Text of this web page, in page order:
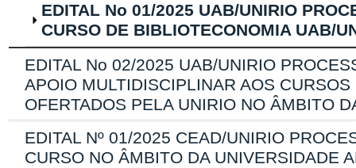
EDITAL No 01/2025 UAB/UNIRIO
CURSO DE BIBLIOTECONOMIA UAB/
EDITAL No 02/2025 UAB/UNIRIO
APOIO MULTIDISCIPLINAR AOS
OFERTADOS PELA UNIRIO NO ÂMBITO
EDITAL Nº 01/2025 CEAD/UNIRIO
CURSO NO ÂMBITO DA UNIVERSIDADE